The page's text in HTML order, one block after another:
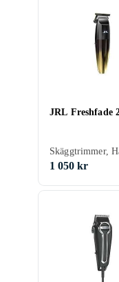
JRL Freshfade
1 050 kr